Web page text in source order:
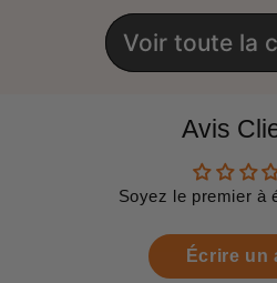
Voir toute la
Avis
Soyez le premier à
Écrire un